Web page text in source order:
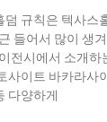
규칙은 텍사스
들어서 많이 생
전시에서 소개하
사이트 바카라사
다양하게